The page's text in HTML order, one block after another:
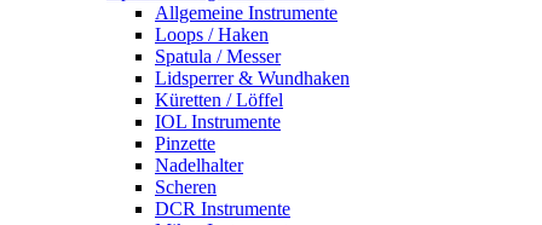
Allgemeine Instrumente
Loops / Haken
Spatula / Messer
Lidsperrer & Wundhaken
Küretten / Löffel
IOL Instrumente
Pinzette
Nadelhalter
Scheren
DCR Instrumente